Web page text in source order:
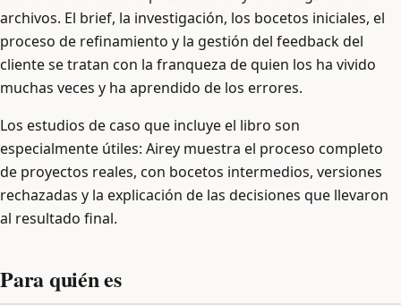
archivos. El brief, la investigación, los bocetos iniciales, el
proceso de refinamiento y la gestión del feedback del
cliente se tratan con la franqueza de quien los ha vivido
muchas veces y ha aprendido de los errores.
Los estudios de caso que incluye el libro son
especialmente útiles: Airey muestra el proceso completo
de proyectos reales, con bocetos intermedios, versiones
rechazadas y la explicación de las decisiones que llevaron
al resultado final.
Para quién es